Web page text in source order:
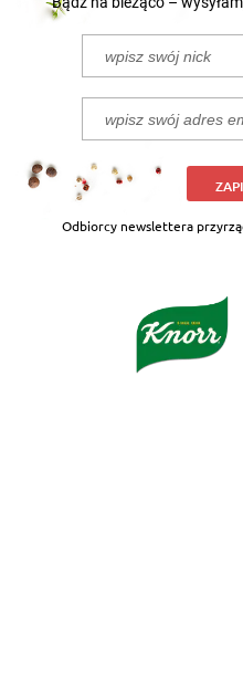
Odbiorcy newslettera